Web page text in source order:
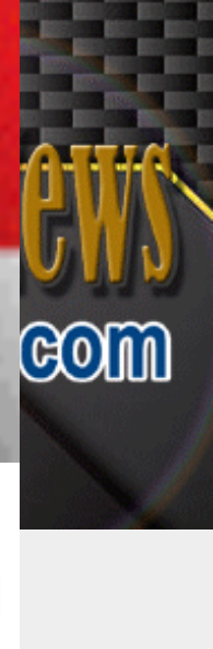
Turun Ambil Sampel